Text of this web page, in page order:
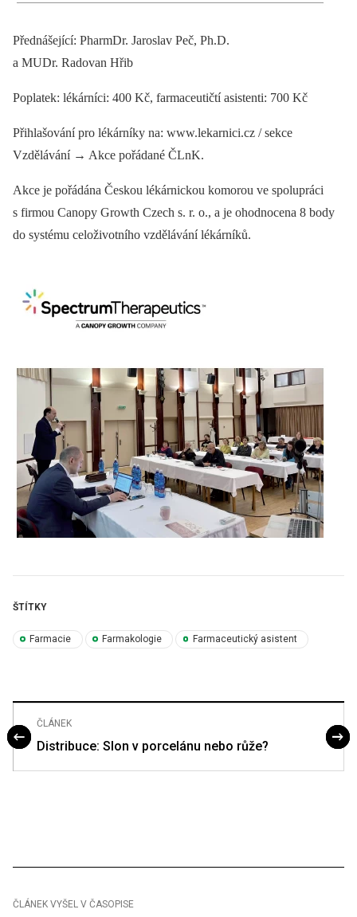
Přednášející: PharmDr. Jaroslav Peč, Ph.D.
a MUDr. Radovan Hřib
Poplatek: lékárníci: 400 Kč, farmaceutičtí asistenti: 700 Kč
Přihlašování pro lékárníky na: www.lekarnici.cz / sekce
Vzdělávání → Akce pořádané ČLnK.
Akce je pořádána Českou lékárnickou komorou ve spolupráci
s firmou Canopy Growth Czech s. r. o., a je ohodnocena 8 body
do systému celoživotního vzdělávání lékárníků.
ŠTÍTKY
Farmacie Farmakologie Farmaceutický asistent
ČLÁNEK
Distribuce: Slon v porcelánu nebo růže?
ČLÁNEK VYŠEL V ČASOPISE